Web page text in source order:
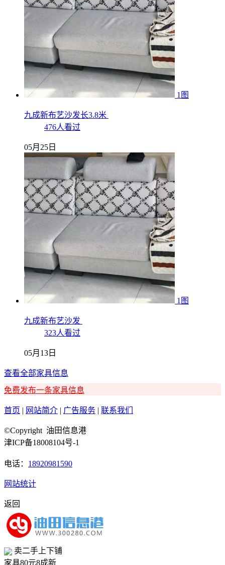
1图
九成新布艺沙发长3.8米
476人看过
05月25日
1图
九成新布艺沙发
323人看过
05月13日
查看全部家具信息
免费发布一条家具信息
首页 | 网站简介 | 广告服务 | 联系我们
©Copyright 油田信息港
津ICP备18008104号-1
电话： 18920981590
网站统计
返回
卖二手上下铺
家具80元8成新